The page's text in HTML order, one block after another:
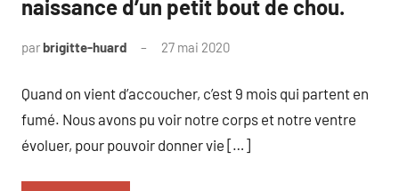
naissance d’un petit bout de chou.
parbrigitte-huard 27 mai 2020
Quand on vient d’accoucher, c’est 9 mois qui partent en
fumé. Nous avons pu voir notre corps et notre ventre
évoluer, pour pouvoir donner vie […]